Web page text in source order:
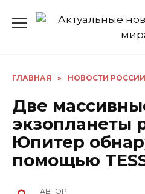
ГЛАВНАЯ » НОВОСТИ РОССИИ
Две
экзопланеты
Юпитер
помощью
АВТОР